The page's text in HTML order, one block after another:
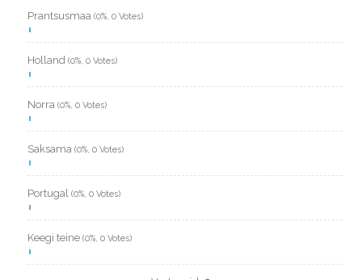
Prantsusmaa (0%, 0 Votes)
Holland (0%, 0 Votes)
Norra (0%, 0 Votes)
Saksama (0%, 0 Votes)
Portugal (0%, 0 Votes)
Keegi teine (0%, 0 Votes)